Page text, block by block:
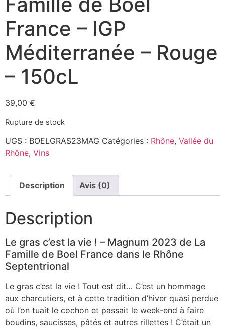
France – IGP
Méditerranée – Rouge
– 150cL
39,00 €
Rupture de stock
UGS : BOELGRAS23MAG Catégories : Rhône, Vallée du
Rhône, Vins
Description Avis (0)
Description
Le gras c’est la vie ! – Magnum 2023 de La
Famille de Boel France dans le Rhône
Septentrional
Le gras c’est la vie ! Tout est dit… C’est un hommage
aux charcutiers, et à cette tradition d’hiver quasi perdue
où l’on tuait le cochon et passait le week-end à faire
boudins, saucisses, pâtés et autres rillettes ! C’était un